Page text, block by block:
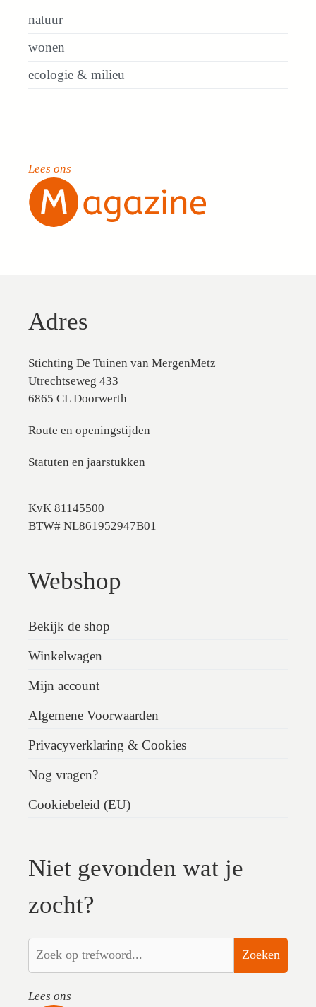
natuur
wonen
ecologie & milieu
Lees ons
Adres
Stichting De Tuinen van MergenMetz
Utrechtseweg 433
6865 CL Doorwerth
Route en openingstijden
Statuten en jaarstukken
KvK 81145500
BTW# NL861952947B01
Webshop
Bekijk de shop
Winkelwagen
Mijn account
Algemene Voorwaarden
Privacyverklaring & Cookies
Nog vragen?
Cookiebeleid (EU)
Niet gevonden wat je
zocht?
Zoeken
Lees ons